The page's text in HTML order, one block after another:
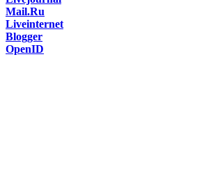
Mail.Ru
Liveinternet
Blogger
OpenID